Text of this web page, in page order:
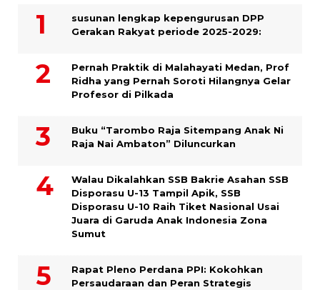
susunan lengkap kepengurusan DPP
Gerakan Rakyat periode 2025-2029:
Pernah Praktik di Malahayati Medan, Prof
Ridha yang Pernah Soroti Hilangnya Gelar
Profesor di Pilkada
Buku “Tarombo Raja Sitempang Anak Ni
Raja Nai Ambaton” Diluncurkan
Walau Dikalahkan SSB Bakrie Asahan SSB
Disporasu U-13 Tampil Apik, SSB
Disporasu U-10 Raih Tiket Nasional Usai
Juara di Garuda Anak Indonesia Zona
Sumut
Rapat Pleno Perdana PPI: Kokohkan
Persaudaraan dan Peran Strategis